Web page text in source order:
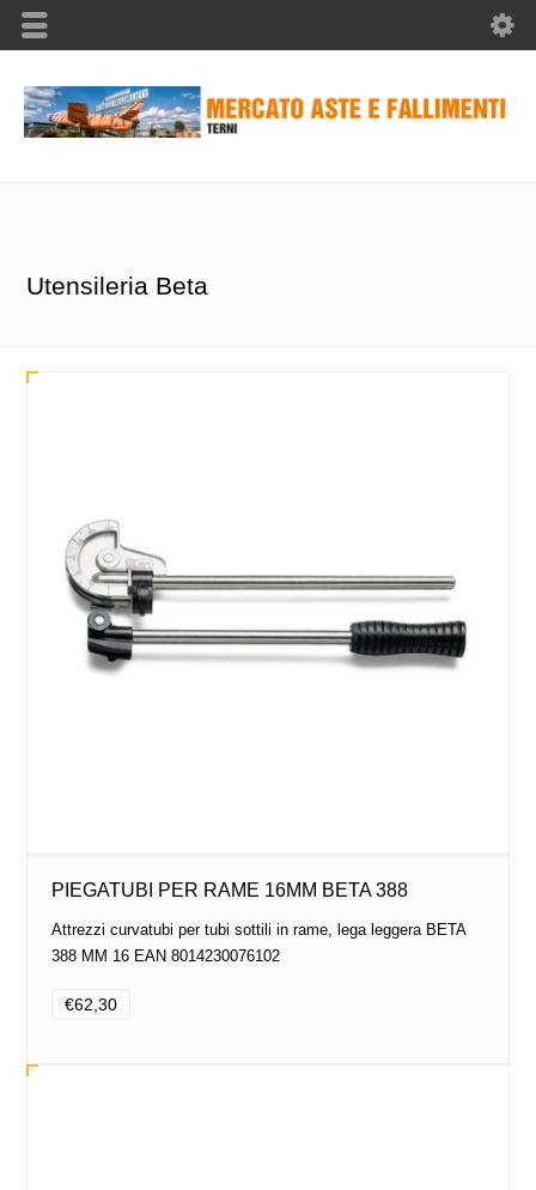
Utensileria Beta
PIEGATUBI PER RAME 16MM BETA 388
Attrezzi curvatubi per tubi sottili in rame, lega leggera BETA
388 MM 16 EAN 8014230076102
€62,30